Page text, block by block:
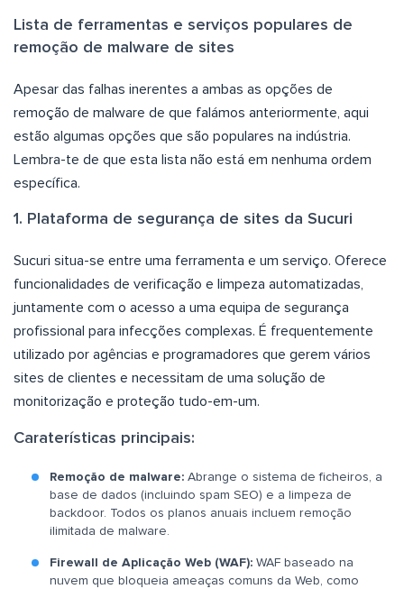
Lista de ferramentas e serviços populares de
remoção de malware de sites
Apesar das falhas inerentes a ambas as opções de
remoção de malware de que falámos anteriormente, aqui
estão algumas opções que são populares na indústria.
Lembra-te de que esta lista não está em nenhuma ordem
específica.
1. Plataforma de segurança de sites da Sucuri
Sucuri situa-se entre uma ferramenta e um serviço. Oferece
funcionalidades de verificação e limpeza automatizadas,
juntamente com o acesso a uma equipa de segurança
profissional para infecções complexas. É frequentemente
utilizado por agências e programadores que gerem vários
sites de clientes e necessitam de uma solução de
monitorização e proteção tudo-em-um.
Caraterísticas principais:
Remoção de malware: Abrange o sistema de ficheiros, a
base de dados (incluindo spam SEO) e a limpeza de
backdoor. Todos os planos anuais incluem remoção
ilimitada de malware.
Firewall de Aplicação Web (WAF): WAF baseado na
nuvem que bloqueia ameaças comuns da Web, como